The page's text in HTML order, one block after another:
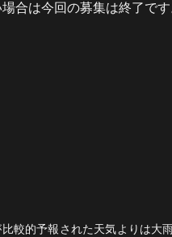
合は今回の募集は終了で
較的予報された天気よりは